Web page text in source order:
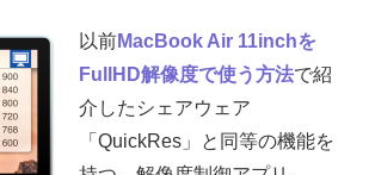
以前MacBook Air 11inchを
FullHD解像度で使う方法で紹
介したシェアウェア
「QuickRes」と同等の機能を